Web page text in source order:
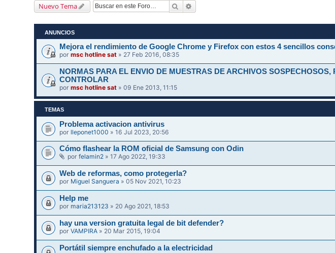
Nuevo Tema Buscar
ANUNCIOS
Mejora el rendimiento de Google Chrome y Firefox con estos 4 sencillos
pormsc hotline sat » 27 Feb 2016, 08:35
NORMAS PARA EL ENVIO DE MUESTRAS DE ARCHIVOS SOSPECHOSOS,
CONTROLAR
pormsc hotline sat » 09 Ene 2013, 11:15
TEMAS
Problema activacion antivirus
por lleponet1000 » 16 Jul 2023, 20:56
Cómo flashear la ROM oficial de Samsung con Odin
porfelamin2 » 17 Ago 2022, 19:33
Web de reformas, como protegerla?
por Miguel Sanguera » 05 Nov 2021, 10:23
Help me
por maria213123 » 20 Ago 2021, 18:53
hay una version gratuita legal de bit defender?
porVAMPIRA » 20 Mar 2015, 19:04
Portátil siempre enchufado a la electricidad